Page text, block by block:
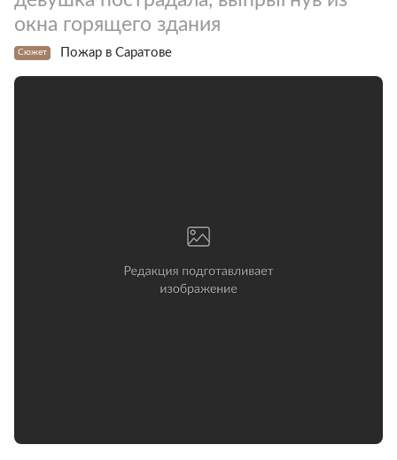
окна горящего здания
Сюжет Пожар в Саратове